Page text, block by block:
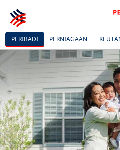
PERIBADI PERNIAGAAN